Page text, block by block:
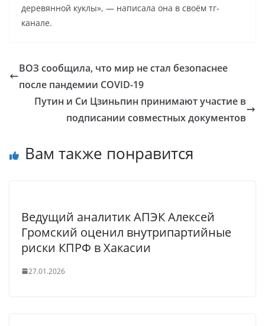
деревянной куклы», — написала она в своём тг-
канале.
ВОЗ сообщила, что мир не стал безопаснее
после пандемии COVID-19
Путин и Си Цзиньпин принимают участие в
подписании совместных документов
Вам также понравится
Ведущий аналитик АПЭК Алексей
Громский оценил внутрипартийные
риски КПРФ в Хакасии
27.01.2026